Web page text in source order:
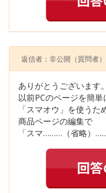
返信者：非公開 （質問者）
ありがとうございます。
以前PCのページを簡
「スマオウ」を使うた
商品ページの編集で
「スマ………（省略）